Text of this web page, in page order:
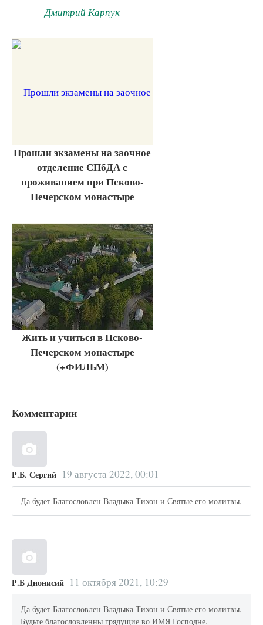
Дмитрий Карпук
Прошли экзамены на заочное
отделение СПбДА с
проживанием при Псково-
Печерском монастыре
Жить и учиться в Псково-
Печерском монастыре
(+ФИЛЬМ)
Комментарии
Р.Б. Сергий 19 августа 2022, 00:01
Да будет Благословлен Владыка Тихон и Святые его молитвы.
Р.Б Дионисий 11 октября 2021, 10:29
Да будет Благословлен Владыка Тихон и Святые его молитвы.
Будьте благословленны грядущие во ИМЯ Господне.